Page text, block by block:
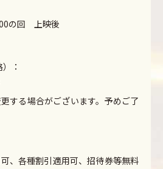
の回 上映後
：
する場合がございます。予めご了
、各種割引適用可、招待券等無料